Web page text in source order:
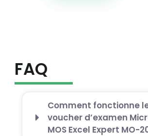
FAQ
Comment fonctionne
voucher d’examen
MOS Excel Expert MO-